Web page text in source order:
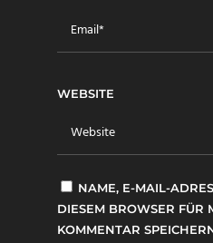
WEBSITE
NAME, E-MAIL-
DIESEM BROWSER FÜR
KOMMENTAR